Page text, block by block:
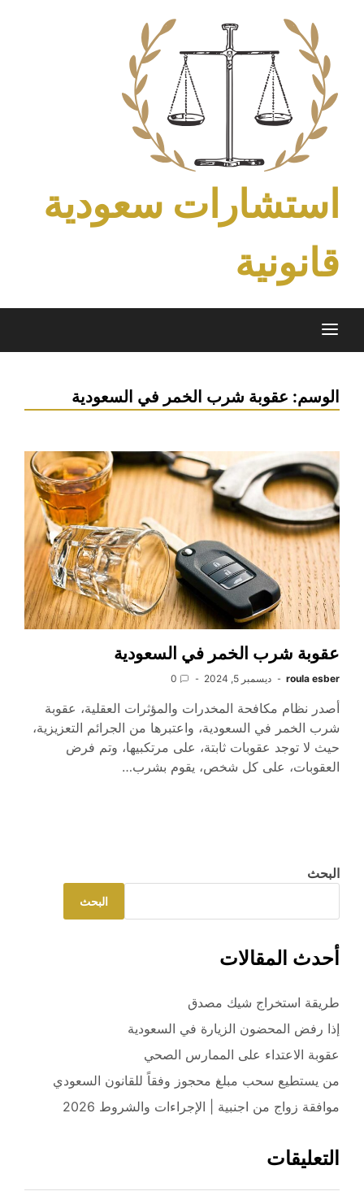
content
استشارات سعودية
قانونية
الوسم: عقوبة شرب الخمر في السعودية
عقوبة شرب الخمر في السعودية
roula esber ديسمبر 5, 2024 0
أصدر نظام مكافحة المخدرات والمؤثرات العقلية، عقوبة
شرب الخمر في السعودية، واعتبرها من الجرائم التعزيزية،
حيث لا توجد عقوبات ثابتة، على مرتكبيها، وتم فرض
العقوبات، على كل شخص، يقوم بشرب…
البحث
البحث
أحدث المقالات
طريقة استخراج شيك مصدق
إذا رفض المحضون الزيارة في السعودية
عقوبة الاعتداء على الممارس الصحي
من يستطيع سحب مبلغ محجوز وفقاً للقانون السعودي
موافقة زواج من اجنبية | الإجراءات والشروط 2026
التعليقات